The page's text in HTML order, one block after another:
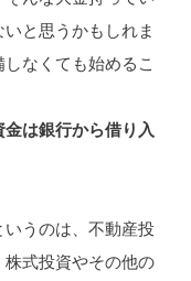
と思うかもしれま
なくても始めるこ
は銀行から借り入
うのは、不動産投
式投資やその他の